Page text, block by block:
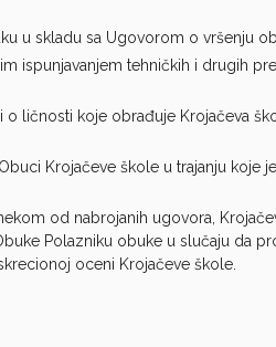
u skladu sa Ugovorom o vršenju
ispunjavanjem tehničkih i drugih
ličnosti koje obrađuje Krojačeva
Krojačeve škole u trajanju koje
od nabrojanih ugovora,
Polazniku obuke u slučaju da
oceni Krojačeve škole.